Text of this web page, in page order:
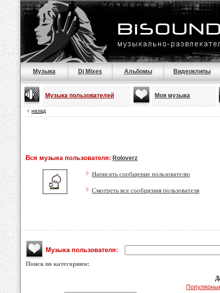
Музыка Dj Mixes Альбомы Видеоклипы
Музыка пользователей Моя музыка
назад
Вся музыка пользователя: Roloverz
Написать сообщение пользователю
Смотреть все сообщения пользователя
Музыка пользователя:
Поиск по категориям: